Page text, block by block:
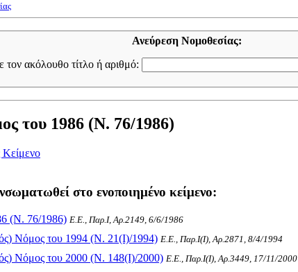
Ανεύρεση Νομοθεσίας:
τον ακόλουθο τίτλο ή αριθμό:
του 1986 (Ν. 76/1986)
στο ενοποιημένο κείμενο:
(Ν. 76/1986) Ε.Ε., Παρ.Ι, Αρ.2149, 6/6/1986
Νόμος του 1994 (Ν. 21(I)/1994) Ε.Ε., Παρ.Ι(I), Αρ.2871, 8/4/1994
Νόμος του 2000 (Ν. 148(I)/2000) Ε.Ε., Παρ.Ι(I), Αρ.3449, 17/11/2000